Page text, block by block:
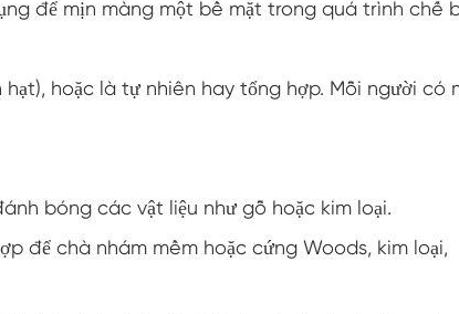
để mịn màng một bề mặt trong quá trình chế
hoặc là tự nhiên hay tổng hợp. Mỗi người có
bóng các vật liệu như gỗ hoặc kim loại.
để chà nhám mềm hoặc cứng Woods, kim loại,